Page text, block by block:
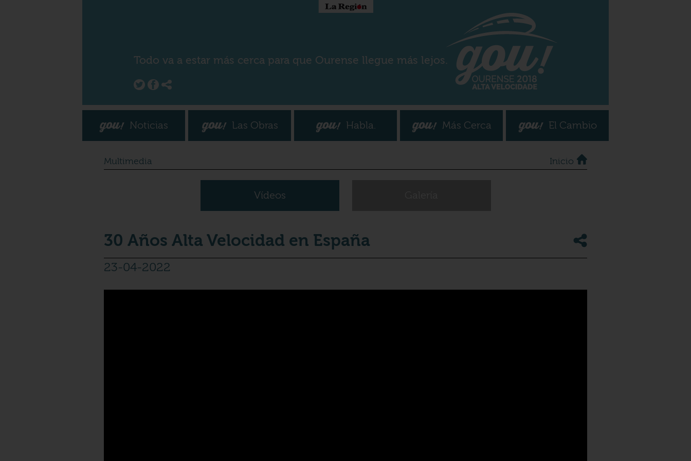
Todo va a estar más cerca para que Ourense llegue más lejos.
Noticias Las Obras Habla. Más Cerca El Cambio
Multimedia Inicio
Vídeos
30 Años Alta Velocidad en España
23-04-2022